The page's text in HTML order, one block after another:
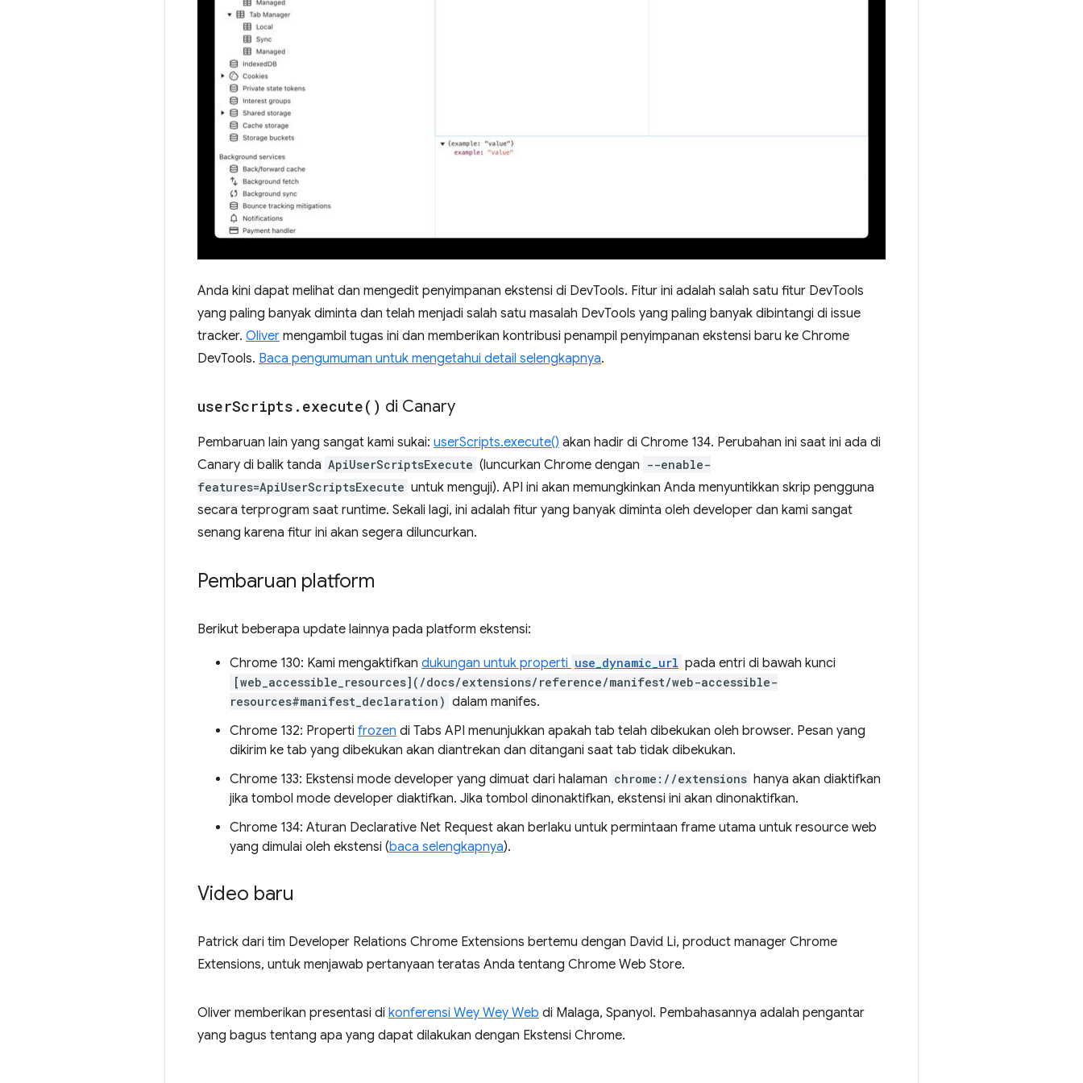
Anda kini dapat melihat dan mengedit penyimpanan ekstensi di DevTools. Fitur ini adalah salah satu fitur DevTools
yang paling banyak diminta dan telah menjadi salah satu masalah DevTools yang paling banyak dibintangi di issue
tracker. Oliver mengambil tugas ini dan memberikan kontribusi penampil penyimpanan ekstensi baru ke Chrome
DevTools. Baca pengumuman untuk mengetahui detail selengkapnya.
userScripts . execute( ) di Canary
Pembaruan lain yang sangat kami sukai: userScripts.execute() akan hadir di Chrome 134. Perubahan ini saat ini ada di
Canary di balik tanda ApiUserScriptsExecute (luncurkan Chrome dengan --enable-
features=ApiUserScriptsExecute untuk menguji). API ini akan memungkinkan Anda menyuntikkan skrip pengguna
secara terprogram saat runtime. Sekali lagi, ini adalah fitur yang banyak diminta oleh developer dan kami sangat
senang karena fitur ini akan segera diluncurkan.
Pembaruan platform
Berikut beberapa update lainnya pada platform ekstensi:
Chrome 130: Kami mengaktifkan dukungan untuk properti use_dynamic_url pada entri di bawah kunci
[web_accessible_resources](/docs/extensions/reference/manifest/web-accessible-
resources#manifest_declaration) dalam manifes.
Chrome 132: Properti frozen di Tabs API menunjukkan apakah tab telah dibekukan oleh browser. Pesan yang
dikirim ke tab yang dibekukan akan diantrekan dan ditangani saat tab tidak dibekukan.
Chrome 133: Ekstensi mode developer yang dimuat dari halaman chrome://extensions hanya akan diaktifkan
jika tombol mode developer diaktifkan. Jika tombol dinonaktifkan, ekstensi ini akan dinonaktifkan.
Chrome 134: Aturan Declarative Net Request akan berlaku untuk permintaan frame utama untuk resource web
yang dimulai oleh ekstensi (baca selengkapnya).
Video baru
Patrick dari tim Developer Relations Chrome Extensions bertemu dengan David Li, product manager Chrome
Extensions, untuk menjawab pertanyaan teratas Anda tentang Chrome Web Store.
Oliver memberikan presentasi di konferensi Wey Wey Web di Malaga, Spanyol. Pembahasannya adalah pengantar
yang bagus tentang apa yang dapat dilakukan dengan Ekstensi Chrome.